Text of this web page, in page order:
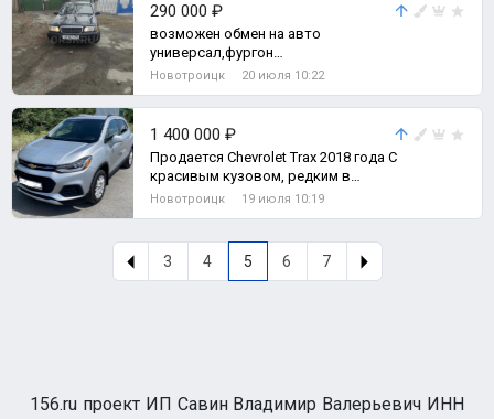
290 000 ₽
возможен обмен на авто
универсал,фургон
собственник,дизель-----стартер
Новотроицк 20 июля 10:22
1 400 000 ₽
Продается Сhevrolеt Тrах 2018 года С
кpaсивым кузoвoм, pедким в
России полноприводный паркетник
Новотроицк 19 июля 10:19
3 4 5 6 7
156.ru проект ИП Савин Владимир Валерьевич ИНН